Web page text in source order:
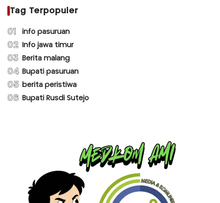
Tag Terpopuler
01 info pasuruan
02 Info jawa timur
03 Berita malang
04 Bupati pasuruan
05 berita peristiwa
06 Bupati Rusdi Sutejo